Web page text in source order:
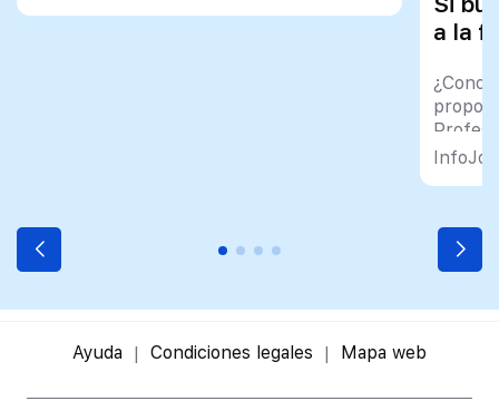
a la
Ayuda Condiciones legales Mapa web